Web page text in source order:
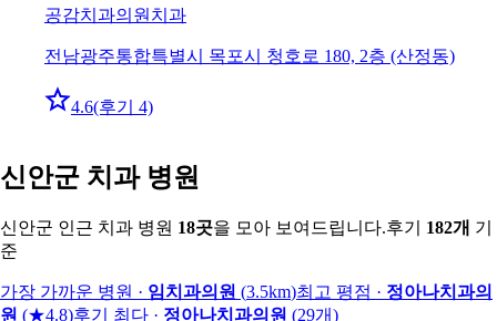
공감치과의원 치과
전남광주통합특별시 목포시 청호로 180, 2층 (산정동)
4.6(후기 4)
신안군 치과 병원
신안군 인근 치과 병원 18곳을 모아 보여드립니다.후기 182개 기
준
가장 가까운 병원 · 임치과의원 (3.5km)최고 평점 · 정아나치과의
원 (★4.8)후기 최다 · 정아나치과의원 (29개)